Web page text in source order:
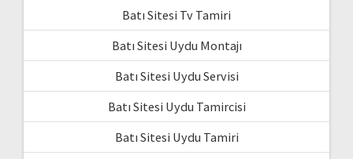
Batı Sitesi Tv Tamiri
Batı Sitesi Uydu Montajı
Batı Sitesi Uydu Servisi
Batı Sitesi Uydu Tamircisi
Batı Sitesi Uydu Tamiri